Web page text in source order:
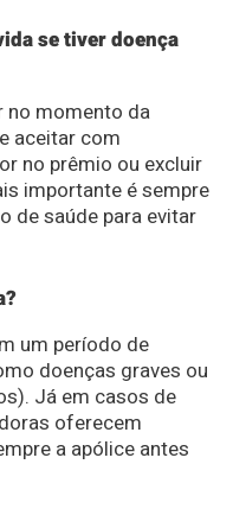
se tiver doença
no momento da
aceitar com
no prêmio ou excluir
importante é sempre
de saúde para evitar
um período de
doenças graves ou
Já em casos de
oferecem
a apólice antes